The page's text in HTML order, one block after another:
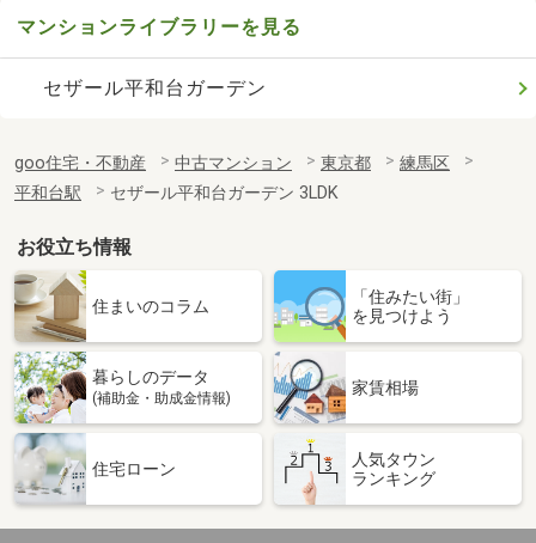
マンションライブラリーを見る
セザール平和台ガーデン
goo住宅・不動産 中古マンション 東京都
練馬区
平和台駅
セザール平和台ガーデン 3LDK
お役立ち情報
住まいのコラム
「住みたい街」
を見つけよう
暮らしのデータ
(補助金・助成金情報)
家賃相場
住宅ローン
人気タウン
ランキング